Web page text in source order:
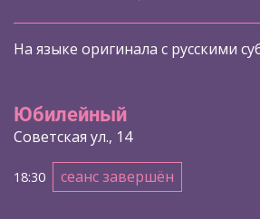
На языке оригинала с русскими
Юбилейный
Советская ул., 14
18:30 сеанс завершён